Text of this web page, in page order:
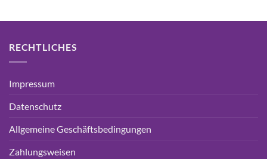
RECHTLICHES
Impressum
Datenschutz
Allgemeine Geschäftsbedingungen
Zahlungsweisen